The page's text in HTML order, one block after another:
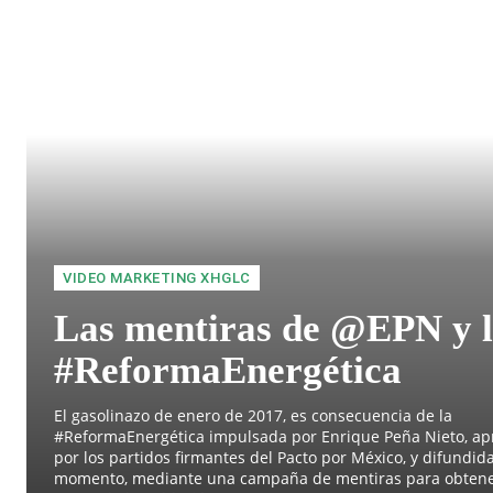
VIDEO MARKETING XHGLC
Las mentiras de @EPN y
#ReformaEnergética
El gasolinazo de enero de 2017, es consecuencia de la
#ReformaEnergética impulsada por Enrique Peña Nieto,
por los partidos firmantes del Pacto por México, y
momento, mediante una campaña de mentiras para